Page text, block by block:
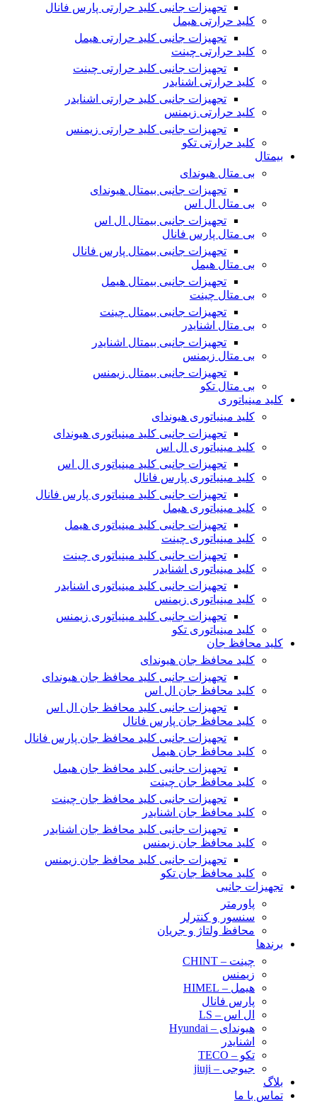
تجهیزات جانبی کلید حرارتی پارس فانال
کلید حرارتی هیمل
تجهیزات جانبی کلید حرارتی هیمل
کلید حرارتی چینت
تجهیزات جانبی کلید حرارتی چینت
کلید حرارتی اشنایدر
تجهیزات جانبی کلید حرارتی اشنایدر
کلید حرارتی زیمنس
تجهیزات جانبی کلید حرارتی زیمنس
کلید حرارتی تکو
بیمتال
بی متال هیوندای
تجهیزات جانبی بیمتال هیوندای
بی متال ال اس
تجهیزات جانبی بیمتال ال اس
بی متال پارس فانال
تجهیزات جانبی بیمتال پارس فانال
بی متال هیمل
تجهیزات جانبی بیمتال هیمل
بی متال چینت
تجهیزات جانبی بیمتال چینت
بی متال اشنایدر
تجهیزات جانبی بیمتال اشنایدر
بی متال زیمنس
تجهیزات جانبی بیمتال زیمنس
بی متال تکو
کلید مینیاتوری
کلید مینیاتوری هیوندای
تجهیزات جانبی کلید مینیاتوری هیوندای
کلید مینیاتوری ال اس
تجهیزات جانبی کلید مینیاتوری ال اس
کلید مینیاتوری پارس فانال
تجهیزات جانبی کلید مینیاتوری پارس فانال
کلید مینیاتوری هیمل
تجهیزات جانبی کلید مینیاتوری هیمل
کلید مینیاتوری چینت
تجهیزات جانبی کلید مینیاتوری چینت
کلید مینیاتوری اشنایدر
تجهیزات جانبی کلید مینیاتوری اشنایدر
کلید مینیاتوری زیمنس
تجهیزات جانبی کلید مینیاتوری زیمنس
کلید مینیاتوری تکو
کلید محافظ جان
کلید محافظ جان هیوندای
تجهیزات جانبی کلید محافظ جان هیوندای
کلید محافظ جان ال اس
تجهیزات جانبی کلید محافظ جان ال اس
کلید محافظ جان پارس فانال
تجهیزات جانبی کلید محافظ جان پارس فانال
کلید محافظ جان هیمل
تجهیزات جانبی کلید محافظ جان هیمل
کلید محافظ جان چینت
تجهیزات جانبی کلید محافظ جان چینت
کلید محافظ جان اشنایدر
تجهیزات جانبی کلید محافظ جان اشنایدر
کلید محافظ جان زیمنس
تجهیزات جانبی کلید محافظ جان زیمنس
کلید محافظ جان تکو
تجهیزات جانبی
پاورمتر
سنسور و کنترلر
محافظ ولتاژ و‌ جریان
برندها
چینت – CHINT
زیمنس
هیمل – HIMEL
پارس فانال
ال اس – LS
هیوندای – Hyundai
اشنایدر
تکو – TECO
جیوجی – jiuji
بلاگ
تماس با ما